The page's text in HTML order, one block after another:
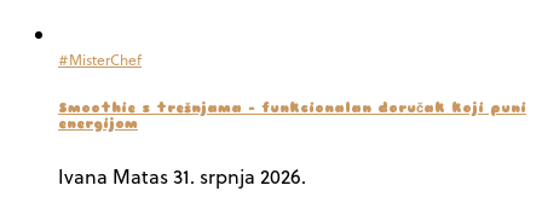
#MisterChef
Smoothie s trešnjama – funkcionalan doručak koji puni
energijom
Ivana Matas31. srpnja 2026.